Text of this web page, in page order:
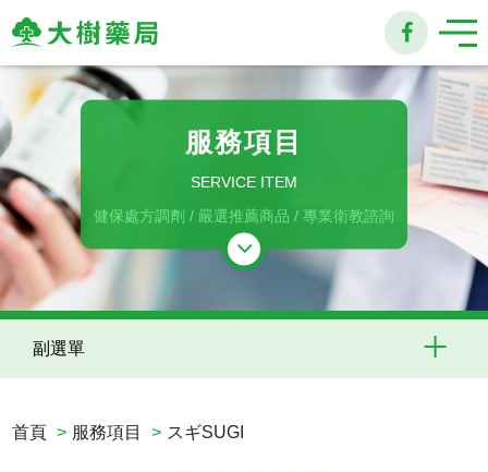
大
樹
連
鎖
藥
局
服務項目
SERVICE ITEM
健保處方調劑 / 嚴選推薦商品 / 專業衛教諮詢
副選單
首頁 服務項目 スギSUGI